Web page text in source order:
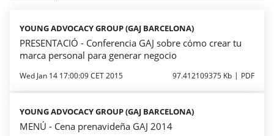
YOUNG ADVOCACY GROUP (GAJ BARCELONA)
PRESENTACIÓ - Conferencia GAJ sobre cómo crear tu
marca personal para generar negocio
Wed Jan 14 17:00:09 CET 2015 97.412109375 Kb PDF
YOUNG ADVOCACY GROUP (GAJ BARCELONA)
MENÚ - Cena prenavideña GAJ 2014